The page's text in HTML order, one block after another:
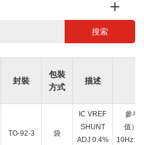
搜索
封裝
包裝
方式
描述
TO-92-3 袋
IC VREF
SHUNT
ADJ 0.4%
參考
值）
10Hz:-|